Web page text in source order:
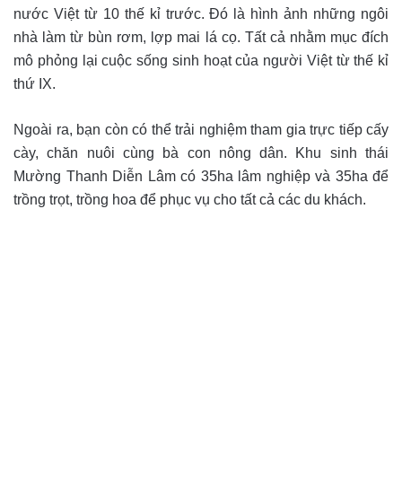
nước Việt từ 10 thế kỉ trước. Đó là hình ảnh những ngôi
nhà làm từ bùn rơm, lợp mai lá cọ. Tất cả nhằm mục đích
mô phỏng lại cuộc sống sinh hoạt của người Việt từ thế kỉ
thứ IX.
Ngoài ra, bạn còn có thể trải nghiệm tham gia trực tiếp cấy
cày, chăn nuôi cùng bà con nông dân. Khu sinh thái
Mường Thanh Diễn Lâm có 35ha lâm nghiệp và 35ha để
trồng trọt, trồng hoa để phục vụ cho tất cả các du khách.